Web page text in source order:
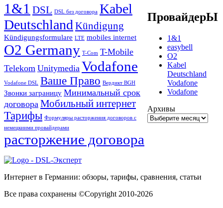
1&1 DSL DSL без договора Kabel
DeutschlandKündigung
Kündigungsformulare LTE mobiles internet
O2 Germany T-Com T-Mobile
Telekom Unitymedia Vodafone
Vodafone DSL Ваше Право Вердикт BGH
Звонки заграницу Минимальный срок
договора Мобильный интернет
Тарифы Формуляры расторжения договоров с
немецкиими провайдерами
расторжение договора
ПровайдерЫ
1&1
easybell
O2
Kabel
Deutschland
Vodafone
Vodafone
Архивы
Интернет в Германии: обзоры, тарифы, сравнения, статьи
Все права сохранены ©Copyright 2010-2026